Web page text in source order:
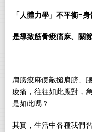
「人體力學」不平衡=身
是導致筋骨痠痛麻、關
肩膀痠麻便敲搥肩膀、
痠痛，往往如此應對，
是如此嗎？
其實，生活中各種我們